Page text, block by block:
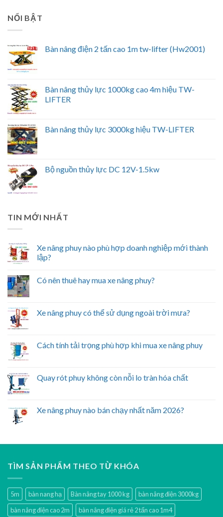
NỔI BẬT
Bàn nâng điện 2 tấn cao 1m tw-lifter (Hw2001)
Bàn nâng thủy lực 1000kg cao 4m hiệu TW-
LIFTER
Bàn nâng thủy lực 3000kg hiệu TW-LIFTER
Bộ nguồn thủy lực DC 12V-1.5kw
TIN MỚI NHẤT
Xe nâng phuy nào phù hợp doanh nghiệp mới thành
lập?
Có nên thuê hay mua xe nâng phuy?
Xe nâng phuy có thể sử dụng ngoài trời mưa?
Cách tính tải trọng phù hợp khi mua xe nâng phuy
Quay rót phuy không còn nỗi lo tràn hóa chất
Xe nâng phuy nào bán chạy nhất năm 2026?
TÌM SẢN PHẨM THEO TỪ KHÓA
5m bàn nang hạ Bàn nâng tay 1000 kg
bàn nâng điện 3000kg
bàn nâng điện cao 2m
bàn nâng điện giá rẻ 2 tấn cao 1m4